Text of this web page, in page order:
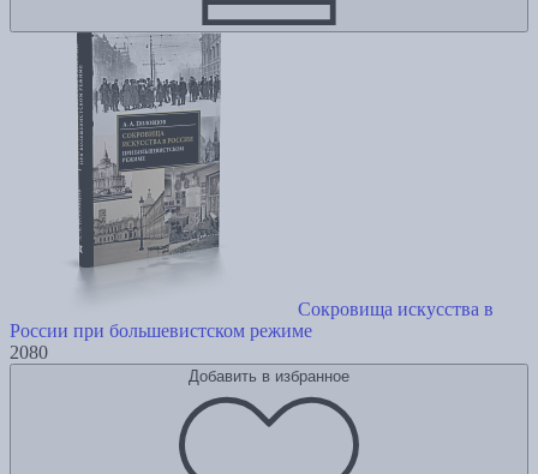
Сокровища искусства в
России при большевистском режиме
2080
Добавить в избранное